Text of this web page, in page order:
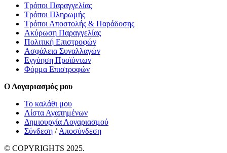
Τρόποι Παραγγελίας
Τρόποι Πληρωμής
Τρόποι Αποστολής & Παράδοσης
Ακύρωση Παραγγελίας
Πολιτική Επιστροφών
Ασφάλεια Συναλλαγών
Εγγύηση Προϊόντων
Φόρμα Επιστροφών
Ο Λογαριασμός μου
Το καλάθι μου
Λίστα Αγαπημένων
Δημιουργία Λογαριασμού
Σύνδεση / Αποσύνδεση
© COPYRIGHTS 2025.